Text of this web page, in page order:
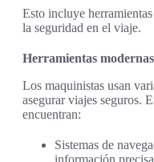
Esto incluye
la seguridad en el viaje.
Herramientas
Los maquinistas usan
asegurar viajes seguros.
encuentran:
Sistemas de